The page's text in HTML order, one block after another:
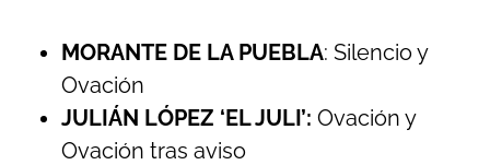
MORANTE DE LA PUEBLA: Silencio y
Ovación
JULIÁN LÓPEZ ‘EL JULI’: Ovación y
Ovación tras aviso